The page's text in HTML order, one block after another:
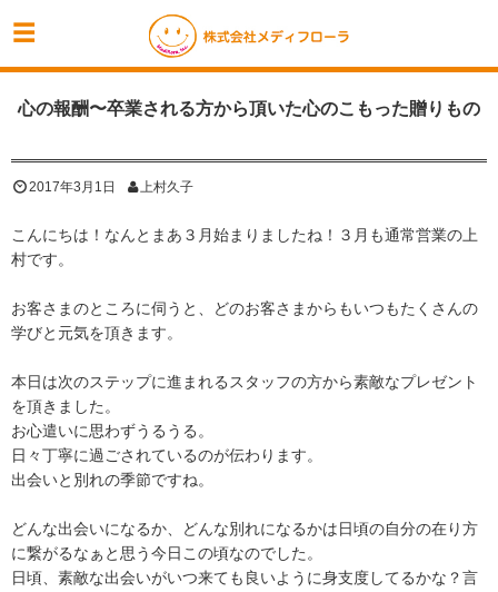
心の報酬〜卒業される方から頂いた心のこもった贈りもの
2017年3月1日 上村久子
こんにちは！なんとまあ３月始まりましたね！３月も通常営業の上
村です。
お客さまのところに伺うと、どのお客さまからもいつもたくさんの
学びと元気を頂きます。
本日は次のステップに進まれるスタッフの方から素敵なプレゼント
を頂きました。
お心遣いに思わずうるうる。
日々丁寧に過ごされているのが伝わります。
出会いと別れの季節ですね。
どんな出会いになるか、どんな別れになるかは日頃の自分の在り方
に繋がるなぁと思う今日この頃なのでした。
日頃、素敵な出会いがいつ来ても良いように身支度してるかな？言